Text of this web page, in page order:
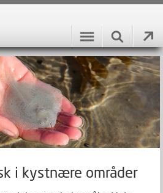
i kystnære områder